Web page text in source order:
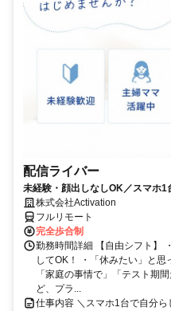
配信ライバー
未経験・顔出しなしOK／スマホ1
株式会社Activation
フルリモート
完全歩合制
勤務時間詳細 【自由シフト】
してOK！ ・「休みたい」と思
「家庭の事情で」「テスト期
ど、プラ...
仕事内容 ＼スマホ1台で自分